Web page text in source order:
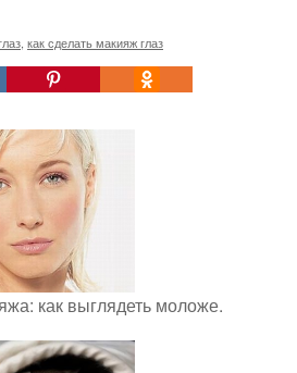
как сделать макияж глаз
как выглядеть моложе.